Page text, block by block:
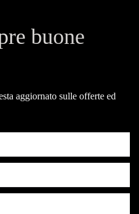
buone
aggiornato sulle offerte ed